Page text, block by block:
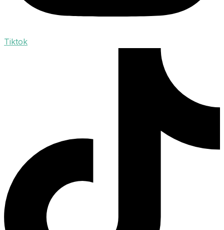
Tiktok